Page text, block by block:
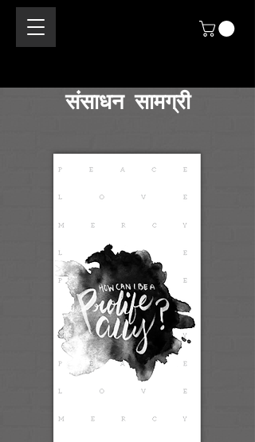
संसाधन सामग्री